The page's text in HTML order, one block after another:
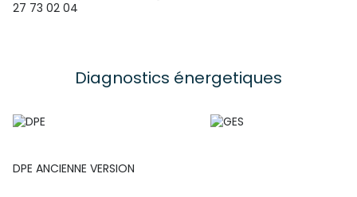
27 73 02 04
Diagnostics énergetiques
DPE ANCIENNE VERSION